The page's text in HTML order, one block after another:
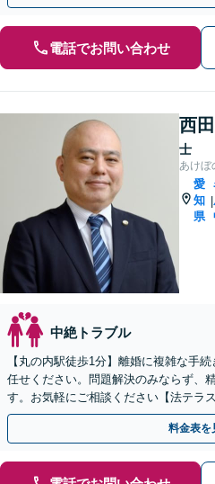
電話でお問い合わせ
西
士
あけぼ
愛
知
県
|
中絶トラブル
【丸の内駅徒歩1分】離婚に複雑な手
任せください。問題解決のみならず、
す。お気軽にご相談ください【法テラ
回相談30分無料】企業勤めの経験があ
料金表を